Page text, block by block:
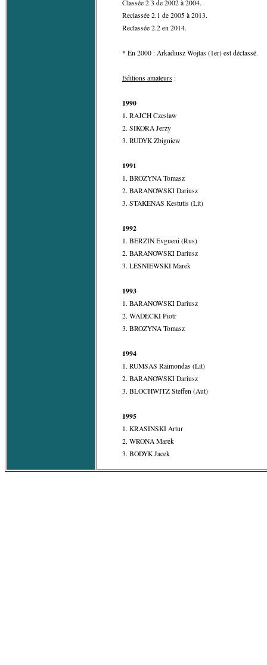
Classée 2.3 de 2002 à 2004.
Reclassée 2.1 de 2005 à 2013.
Reclassée 2.2 en 2014.
* En 2000 : Arkadiusz Wojtas (1er) est déclassé.
Editions amateurs :
1990
1. RAJCH Czeslaw
2. SIKORA Jerzy
3. RUDYK Zbigniew
1991
1. BROZYNA Tomasz
2. BARANOWSKI Dariusz
3. STAKENAS Kestutis (Lit)
1992
1. BERZIN Evgueni (Rus)
2. BARANOWSKI Dariusz
3. LESNIEWSKI Marek
1993
1. BARANOWSKI Dariusz
2. WADECKI Piotr
3. BROZYNA Tomasz
1994
1. RUMSAS Raimondas (Lit)
2. BARANOWSKI Dariusz
3. BLOCHWITZ Steffen (Aut)
1995
1. KRASINSKI Artur
2. WRONA Marek
3. BODYK Jacek